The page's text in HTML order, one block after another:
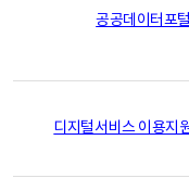
공공데이터포털
디지털서비스 이용지